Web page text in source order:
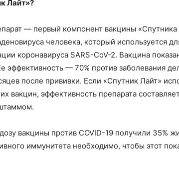
Лайт»?
— первый компонент вакцины
человека, который используется
коронавируса SARS-CoV-2. Вакцина
эффективность — 70% против заболевания
после прививки. Если «Спутник Лайт»
вакцин, эффективность препарата
вакцины против COVID-19 получили 35%
иммунитета необходимо, чтобы этот